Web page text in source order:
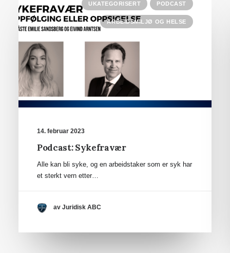
UKATEGORISERT PODCAST
ARBEIDSMILJØ OG HELSE
14. februar 2023
Podcast: Sykefravær
Alle kan bli syke, og en arbeidstaker som er syk har
et sterkt vern etter…
av Juridisk ABC